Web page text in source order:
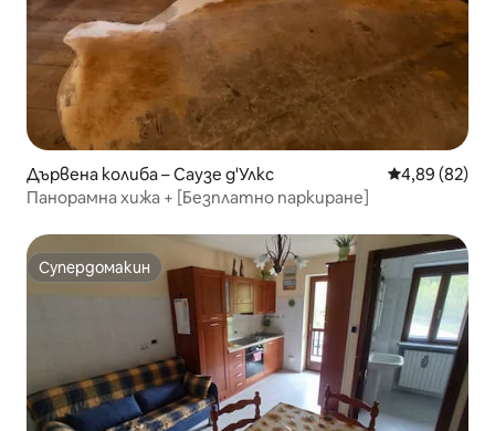
Дървена колиба – Саузе д'Улкс Средна
4,89 (82)
Панорамна хижа + [Безплатно паркиране]
Супердомакин
Супердомакин